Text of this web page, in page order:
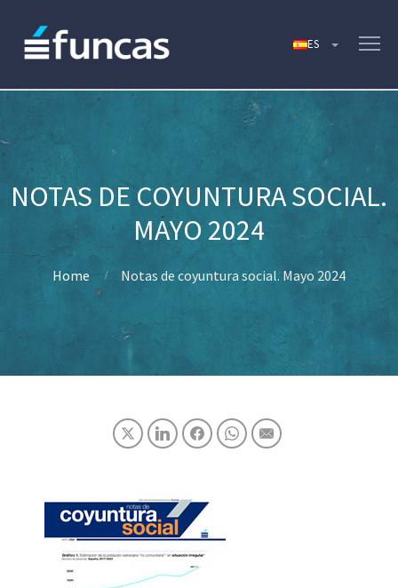
NOTAS DE COYUNTURA SOCIAL.
MAYO 2024
Home Notas de coyuntura social. Mayo 2024